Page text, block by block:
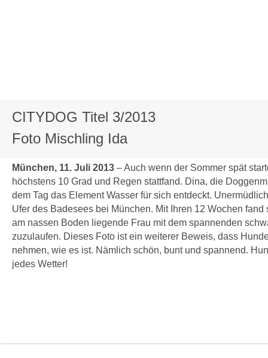
CITYDOG Titel 3/2013
Foto Mischling Ida
München, 11. Juli 2013 – Auch wenn der Sommer spät
höchstens 10 Grad und Regen stattfand. Dina, die
dem Tag das Element Wasser für sich entdeckt.
Ufer des Badesees bei München. Mit Ihren 12 Wochen
am nassen Boden liegende Frau mit dem spannenden
zuzulaufen. Dieses Foto ist ein weiterer Beweis, dass
nehmen, wie es ist. Nämlich schön, bunt und spannend.
jedes Wetter!